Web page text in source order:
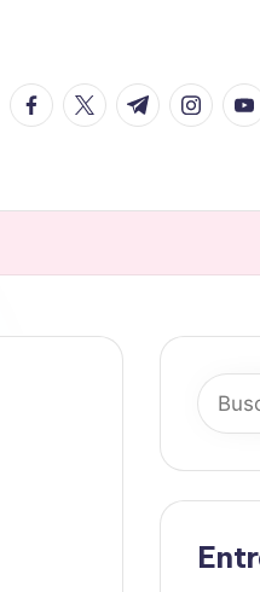
facebook.com
twitter.com
t.me